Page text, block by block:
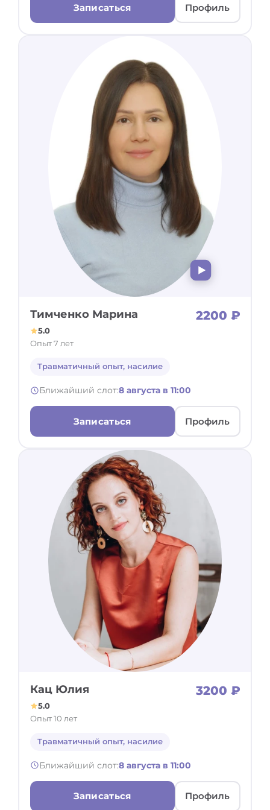
Записаться Профиль
Тимченко Марина 2200 ₽
5.0
Опыт 7 лет
Травматичный опыт, насилие
Ближайший слот:8 августа в 11:00
Записаться Профиль
Кац Юлия 3200 ₽
5.0
Опыт 10 лет
Травматичный опыт, насилие
Ближайший слот:8 августа в 11:00
Записаться Профиль